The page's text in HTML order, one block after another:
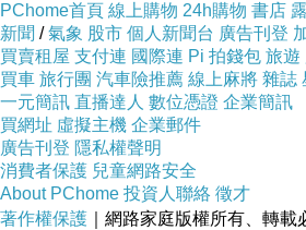
PChome首頁 線上購物 24h購物 書店
新聞 /氣象 股市 個人新聞台 廣告刊登
買賣租屋 支付連 國際連 Pi 拍錢包 旅遊
買車 旅行團 汽車險推薦 線上麻將 雜誌
一元簡訊 直播達人 數位憑證 企業簡訊
買網址 虛擬主機 企業郵件
廣告刊登 隱私權聲明
消費者保護 兒童網路安全
About PChome 投資人聯絡 徵才
著作權保護 ｜網路家庭版權所有、轉載